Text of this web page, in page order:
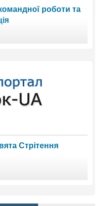
роботи та
Стрітення